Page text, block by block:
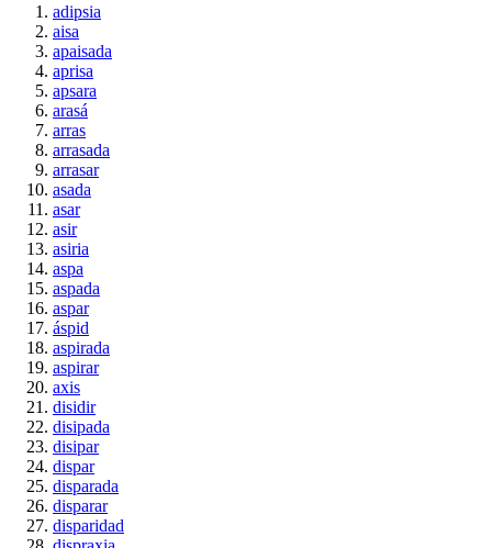
adipsia
aisa
apaisada
aprisa
apsara
arasá
arras
arrasada
arrasar
asada
asar
asir
asiria
aspa
aspada
aspar
áspid
aspirada
aspirar
axis
disidir
disipada
disipar
dispar
disparada
disparar
disparidad